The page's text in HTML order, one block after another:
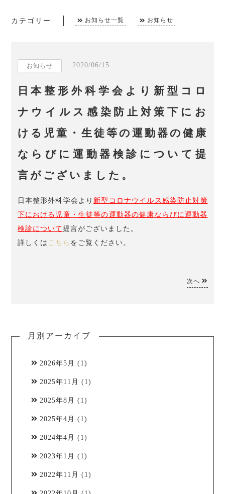
カテゴリー お知らせ一覧 お知らせ
お知らせ 2020/06/15
日本整形外科学会より新型コロ
ナウイルス感染防止対策下にお
ける児童・生徒等の運動器の健康
ならびに運動器検診について提
言がございました。
日本整形外科学会より 新型コロナウイルス感染防止対策
下における児童・生徒等の運動器の健康ならびに運動器
検診について提言がございました。
詳しくは こちら をご覧ください。
次へ
月別アーカイブ
2026年5月 (1)
2025年11月 (1)
2025年8月 (1)
2025年4月 (1)
2024年4月 (1)
2023年1月 (1)
2022年11月 (1)